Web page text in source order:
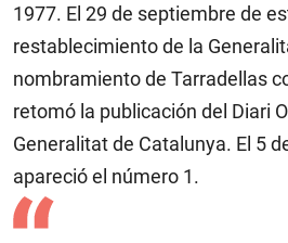
1977. El 29 de septiembre de
restablecimiento de la
nombramiento de Tarradellas
retomó la publicación del Diari
Generalitat de Catalunya. El 5
apareció el número 1.